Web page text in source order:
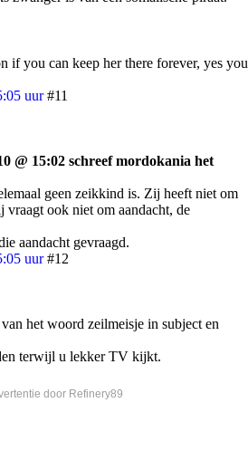
you can keep her there forever, yes you
uur #11
@ 15:02 schreef mordokania het
geen zeikkind is. Zij heeft niet om
vraagt ook niet om aandacht, de
aandacht gevraagd.
uur #12
het woord zeilmeisje in subject en
terwijl u lekker TV kijkt.
door Refinery89